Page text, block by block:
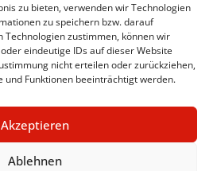
zu bieten, verwenden wir Technologien
zu speichern bzw. darauf
Technologien zustimmen, können wir
eindeutige IDs auf dieser Website
nicht erteilen oder zurückziehen,
Funktionen beeinträchtigt werden.
Akzeptieren
Ablehnen